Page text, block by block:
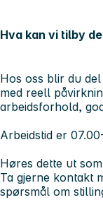
Hva kan vi tilby
Hos oss blir du
med reell
arbeidsforhold,
Arbeidstid er
Høres dette ut
Ta gjerne kontakt
spørsmål om